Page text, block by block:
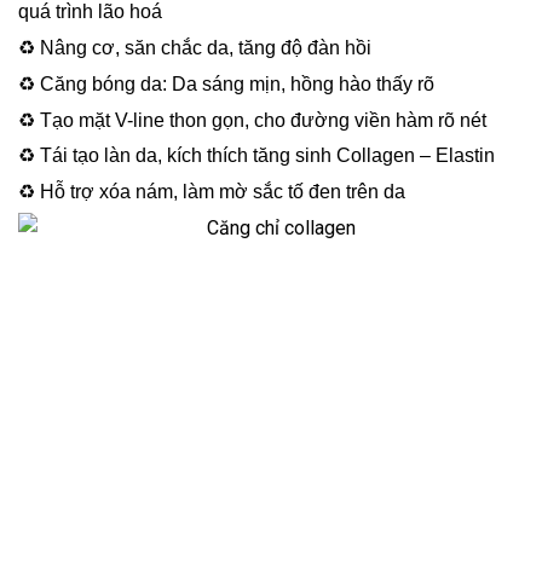
quá trình lão hoá
♻️ Nâng cơ, săn chắc da, tăng độ đàn hồi
♻️ Căng bóng da: Da sáng mịn, hồng hào thấy rõ
♻️ Tạo mặt V-line thon gọn, cho đường viền hàm rõ nét
♻️ Tái tạo làn da, kích thích tăng sinh Collagen – Elastin
♻️ Hỗ trợ xóa nám, làm mờ sắc tố đen trên da